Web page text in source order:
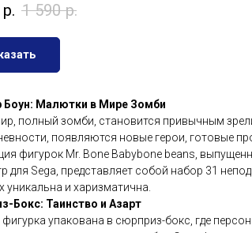
р. 1 590 р.
Боун: Малютки в Мире Зомби
полный зомби, становится привычным
появляются новые герои, готовые
фигурок Mr. Bone Babybone beans,
для Sega, представляет собой набор 31
уникальна и харизматична.
Бокс: Таинство и Азарт
упакована в сюрприз-бокс, где